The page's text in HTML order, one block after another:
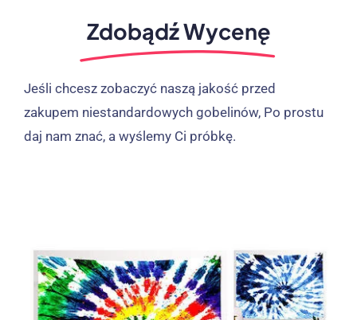
Zdobądź Wycenę
Jeśli chcesz zobaczyć naszą jakość przed
zakupem niestandardowych gobelinów, Po prostu
daj nam znać, a wyślemy Ci próbkę.